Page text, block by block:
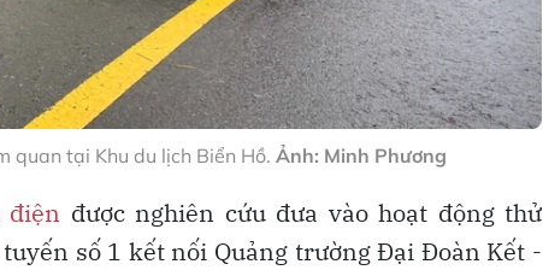
quan tại Khu du lịch Biển Hồ. Ảnh: Minh Phương
điện được nghiên cứu đưa vào hoạt động thử
số 1 kết nối Quảng trường Đại Đoàn Kết -